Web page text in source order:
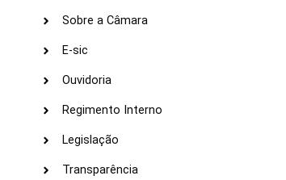
Sobre a Câmara
E-sic
Ouvidoria
Regimento Interno
Legislação
Transparência